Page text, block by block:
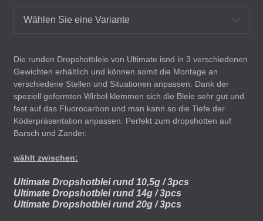
Wählen Sie eine Variante
Die runden Dropshotbleie von Ultimate isnd in 3 verschiedenen
Gewichten erhältlich und können somit die Montage an
verschiedene Stellen und Situationen anpassen. Dank der
speziell geformten Wirbel klemmen sich die Bleie sehr gut und
fest auf das Fluorocarbon und man kann so die Tiefe der
Köderpräsentation anpassen. Perfekt zum dropshotten auf
Barsch und Zander.
wählt zwischen:
Ultimate Dropshotblei rund 10,5g / 3pcs
Ultimate Dropshotblei rund 14g / 3pcs
Ultimate Dropshotblei rund 20g / 3pcs